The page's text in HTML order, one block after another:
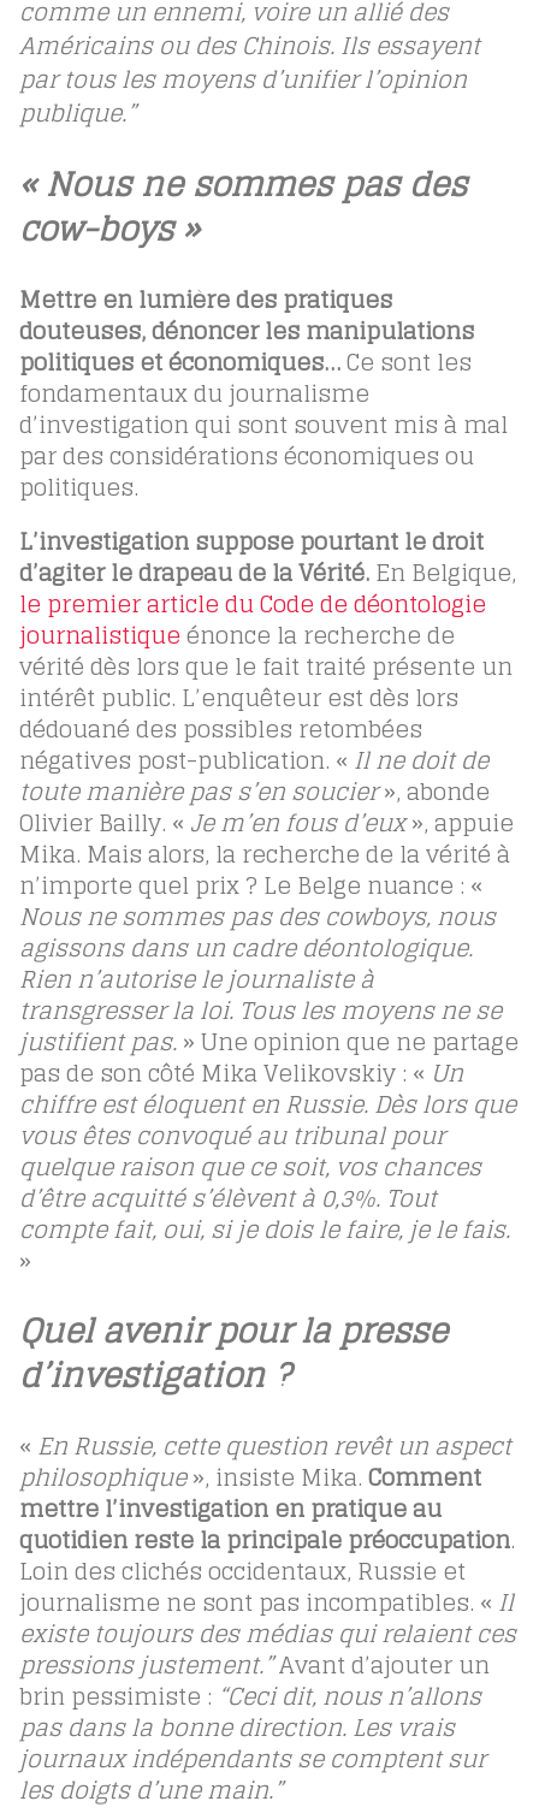
comme un ennemi, voire un allié des
Américains ou des Chinois. Ils essayent
par tous les moyens d’unifier l’opinion
publique.”
« Nous ne sommes pas des
cow-boys »
Mettre en lumière des pratiques
douteuses, dénoncer les manipulations
politiques et économiques…Ce sont les
fondamentaux du journalisme
d’investigation qui sont souvent mis à mal
par des considérations économiques ou
politiques.
L’investigation suppose pourtant le droit
d’agiter le drapeau de la Vérité.En Belgique,
le premier article du Code de déontologie
journalistiqueénonce la recherche de
vérité dès lors que le fait traité présente un
intérêt public. L’enquêteur est dès lors
dédouané des possibles retombées
négatives post-publication. « Il ne doit de
toute manière pas s’en soucier», abonde
Olivier Bailly. « Je m’en fous d’eux», appuie
Mika. Mais alors, la recherche de la vérité à
n’importe quel prix ? Le Belge nuance : «
Nous ne sommes pas des cowboys, nous
agissons dans un cadre déontologique.
Rien n’autorise le journaliste à
transgresser la loi. Tous les moyens ne se
justifient pas.» Une opinion que ne partage
pas de son côté Mika Velikovskiy : « Un
chiffre est éloquent en Russie. Dès lors que
vous êtes convoqué au tribunal pour
quelque raison que ce soit, vos chances
d’être acquitté s’élèvent à 0,3%. Tout
compte fait, oui, si je dois le faire, je le fais.
»
Quel avenir pour la presse
d’investigation ?
« En Russie, cette question revêt un aspect
philosophique», insiste Mika.Comment
mettre l’investigation en pratique au
quotidien reste la principale préoccupation.
Loin des clichés occidentaux, Russie et
journalisme ne sont pas incompatibles. « Il
existe toujours des médias qui relaient ces
pressions justement.”Avant d’ajouter un
brin pessimiste : “Ceci dit, nous n’allons
pas dans la bonne direction. Les vrais
journaux indépendants se comptent sur
les doigts d’une main.”